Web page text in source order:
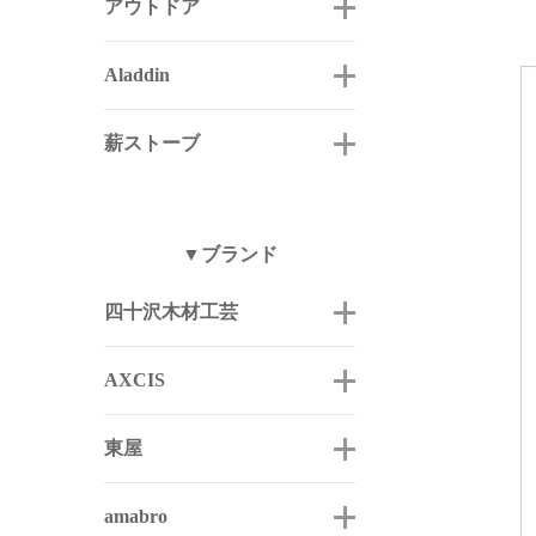
アウトドア
Aladdin
薪ストーブ
▼ブランド
四十沢木材工芸
AXCIS
東屋
amabro